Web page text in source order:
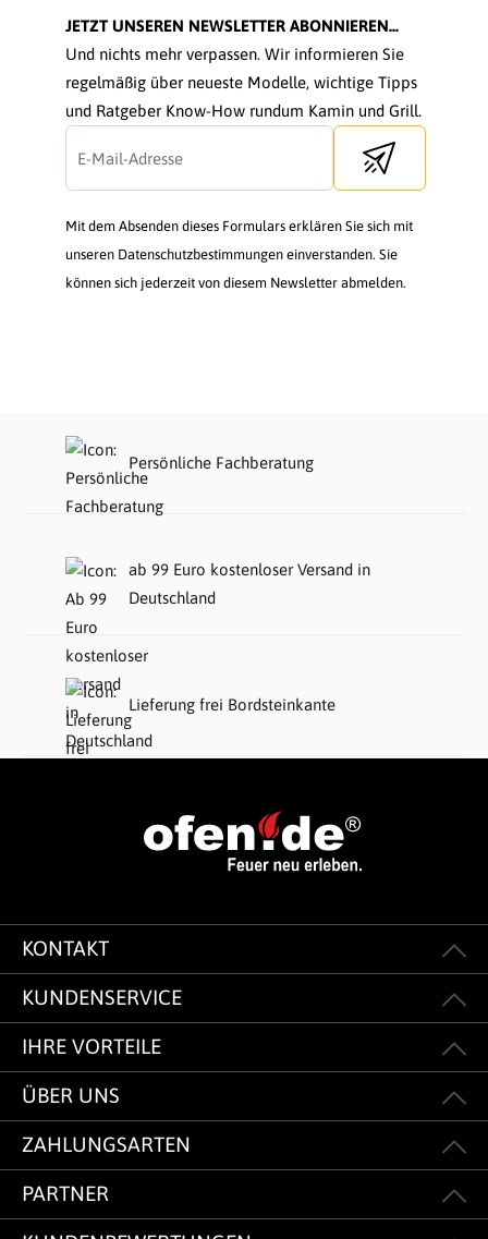
JETZT UNSEREN NEWSLETTER ABONNIEREN...
Und nichts mehr verpassen. Wir informieren Sie
regelmäßig über neueste Modelle, wichtige Tipps
und Ratgeber Know-How rundum Kamin und Grill.
Send newsletter
Mit dem Absenden dieses Formulars erklären Sie sich mit
unseren Datenschutzbestimmungen einverstanden. Sie
können sich jederzeit von diesem Newsletter abmelden.
Persönliche Fachberatung
ab 99 Euro kostenloser Versand in
Deutschland
Lieferung frei Bordsteinkante
KONTAKT
KUNDENSERVICE
IHRE VORTEILE
ÜBER UNS
ZAHLUNGSARTEN
PARTNER